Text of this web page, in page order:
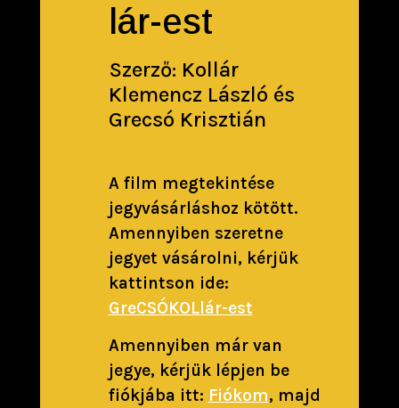
lár-est
Szerző: Kollár
Klemencz László és
Grecsó Krisztián
A film megtekintése
jegyvásárláshoz kötött.
Amennyiben szeretne
jegyet vásárolni, kérjük
kattintson ide:
GreCSÓKOLlár-est
Amennyiben már van
jegye, kérjük lépjen be
fiókjába itt: Fiókom, majd